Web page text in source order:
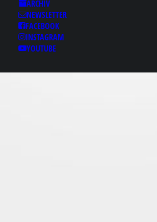
ARCHIV
NEWSLETTER
FACEBOOK
INSTAGRAM
YOUTUBE
돌┦bamje1，c
십리후불출장✃
핸플 답십리건마